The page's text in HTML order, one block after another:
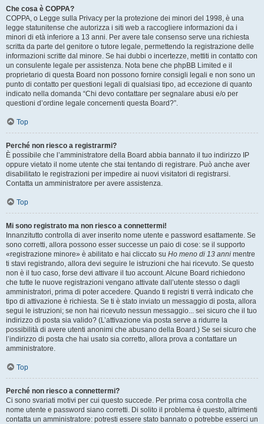
Che cosa è COPPA?
COPPA, o Legge sulla Privacy per la protezione dei minori del 1998, è una
legge statunitense che autorizza i siti web a raccogliere informazioni da i
minori di età inferiore a 13 anni. Per avere tale consenso serve una richiesta
scritta da parte del genitore o tutore legale, permettendo la registrazione delle
informazioni scritte dal minore. Se hai dubbi o incertezze, mettiti in contatto con
un consulente legale per assistenza. Nota bene che phpBB Limited e il
proprietario di questa Board non possono fornire consigli legali e non sono un
punto di contatto per questioni legali di qualsiasi tipo, ad eccezione di quanto
indicato nella domanda “Chi devo contattare per segnalare abusi e/o per
questioni d’ordine legale concernenti questa Board?”.
Top
Perché non riesco a registrarmi?
È possibile che l’amministratore della Board abbia bannato il tuo indirizzo IP
oppure vietato il nome utente che stai tentando di registrare. Può anche aver
disabilitato le registrazioni per impedire ai nuovi visitatori di registrarsi.
Contatta un amministratore per avere assistenza.
Top
Mi sono registrato ma non riesco a connettermi!
Innanzitutto controlla di aver inserito nome utente e password esattamente. Se
sono corretti, allora possono esser successe un paio di cose: se il supporto
«registrazione minore» è abilitato e hai cliccato su Ho meno di 13 anni mentre
ti stavi registrando, allora devi seguire le istruzioni che hai ricevuto. Se questo
non è il tuo caso, forse devi attivare il tuo account. Alcune Board richiedono
che tutte le nuove registrazioni vengano attivate dall’utente stesso o dagli
amministratori, prima di poter accedere. Quando ti registri ti verrà indicato che
tipo di attivazione è richiesta. Se ti è stato inviato un messaggio di posta, allora
segui le istruzioni; se non hai ricevuto nessun messaggio... sei sicuro che il tuo
indirizzo di posta sia valido? (L’attivazione via posta serve a ridurre la
possibilità di avere utenti anonimi che abusano della Board.) Se sei sicuro che
l’indirizzo di posta che hai usato sia corretto, allora prova a contattare un
amministratore.
Top
Perché non riesco a connettermi?
Ci sono svariati motivi per cui questo succede. Per prima cosa controlla che
nome utente e password siano corretti. Di solito il problema è questo, altrimenti
contatta un amministratore: potresti essere stato bannato o potrebbe esserci un